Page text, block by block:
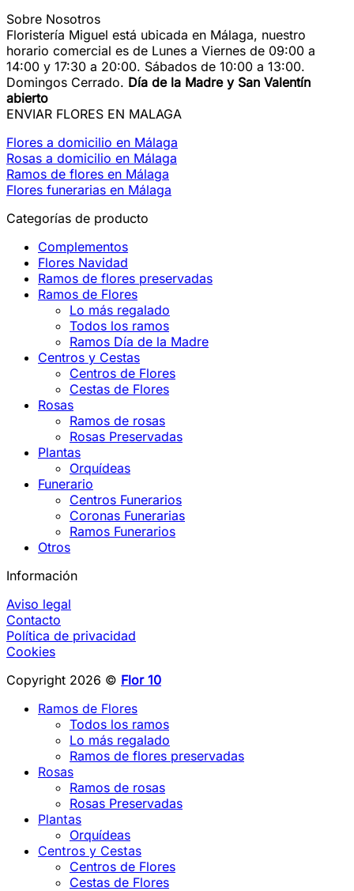
Sobre Nosotros
Floristería Miguel está ubicada en Málaga, nuestro
horario comercial es de Lunes a Viernes de 09:00 a
14:00 y 17:30 a 20:00. Sábados de 10:00 a 13:00.
Domingos Cerrado. Día de la Madre y San Valentín
abierto
ENVIAR FLORES EN MALAGA
Flores a domicilio en Málaga
Rosas a domicilio en Málaga
Ramos de flores en Málaga
Flores funerarias en Málaga
Categorías de producto
Complementos
Flores Navidad
Ramos de flores preservadas
Ramos de Flores
Lo más regalado
Todos los ramos
Ramos Día de la Madre
Centros y Cestas
Centros de Flores
Cestas de Flores
Rosas
Ramos de rosas
Rosas Preservadas
Plantas
Orquídeas
Funerario
Centros Funerarios
Coronas Funerarias
Ramos Funerarios
Otros
Información
Aviso legal
Contacto
Política de privacidad
Cookies
Copyright 2026 © Flor 10
Ramos de Flores
Todos los ramos
Lo más regalado
Ramos de flores preservadas
Rosas
Ramos de rosas
Rosas Preservadas
Plantas
Orquídeas
Centros y Cestas
Centros de Flores
Cestas de Flores